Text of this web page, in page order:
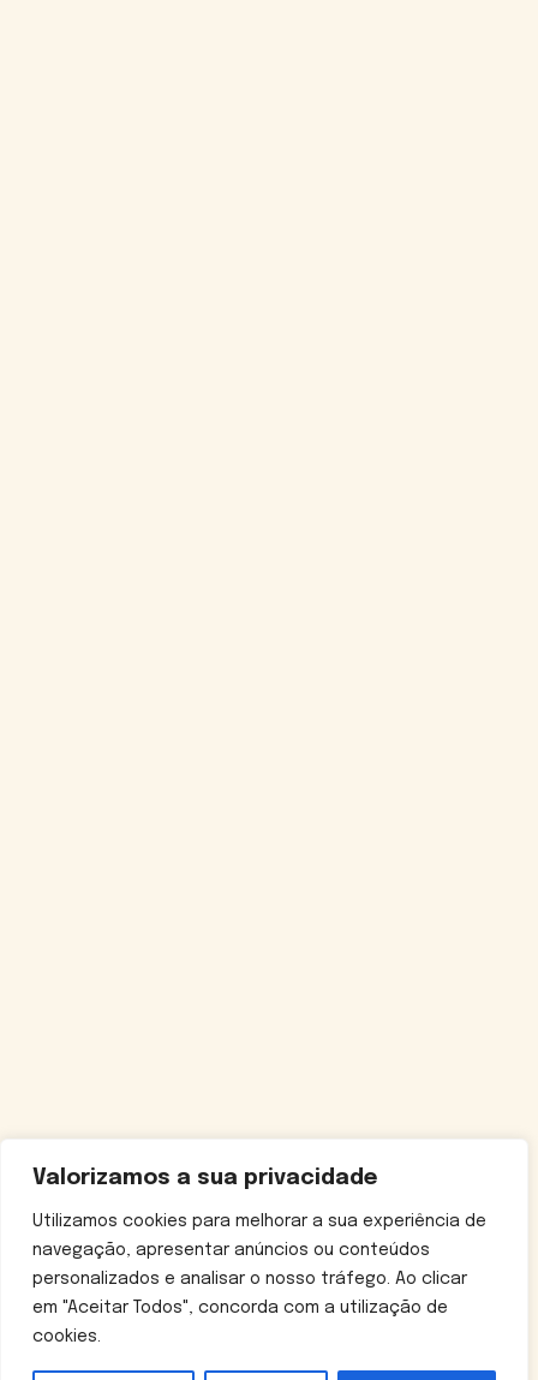
Valorizamos a sua privacidade
Utilizamos cookies para melhorar a sua experiência de
navegação, apresentar anúncios ou conteúdos
personalizados e analisar o nosso tráfego. Ao clicar
em "Aceitar Todos", concorda com a utilização de
cookies.